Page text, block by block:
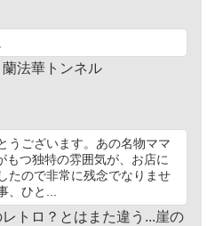
法華トンネル
うございます。あの名物ママ
もつ独特の雰囲気が、お店に
たので非常に残念でなりませ
、ひと...
トロ？とはまた違う...崖の